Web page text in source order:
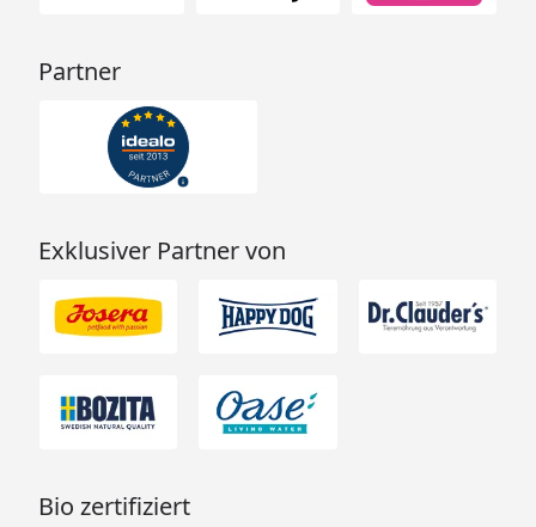
Partner
Exklusiver Partner von
Bio zertifiziert